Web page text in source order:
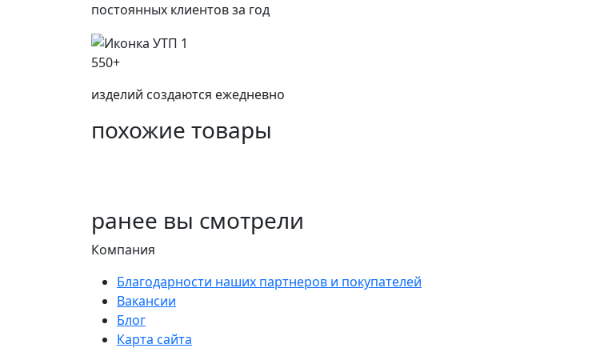
постоянных клиентов за год
550+
изделий создаются ежедневно
похожие товары
ранее вы смотрели
Компания
Благодарности наших партнеров и покупателей
Вакансии
Блог
Карта сайта